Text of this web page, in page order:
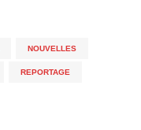
NOUVELLES
REPORTAGE